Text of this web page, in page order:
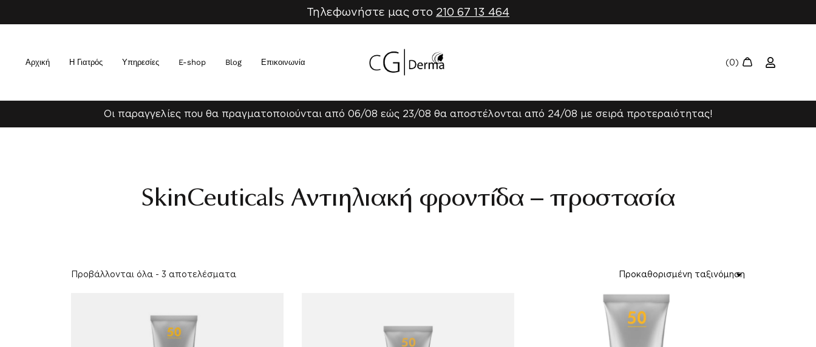
Τηλεφωνήστε μας στο 210 67 13 464
Αρχική Η Γιατρός Υπηρεσίες E-shop Blog Επικοινωνία
Οι παραγγελίες που θα πραγματοποιούνται από 06/08 εώς 23/08 θα αποστέλονται από 24/08 με σειρά προτεραιότητας!
SkinCeuticals Αντιηλιακή φροντίδα – προστασία
Προβάλλονται όλα - 3 αποτελέσματα